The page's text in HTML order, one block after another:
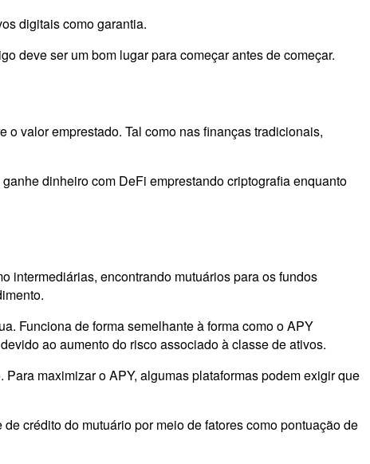
digitais como garantia.
deve ser um bom lugar para começar antes de começar.
valor emprestado. Tal como nas finanças tradicionais,
dinheiro com DeFi emprestando criptografia enquanto
intermediárias, encontrando mutuários para os fundos
Funciona de forma semelhante à forma como o APY
ao aumento do risco associado à classe de ativos.
maximizar o APY, algumas plataformas podem exigir que
crédito do mutuário por meio de fatores como pontuação de